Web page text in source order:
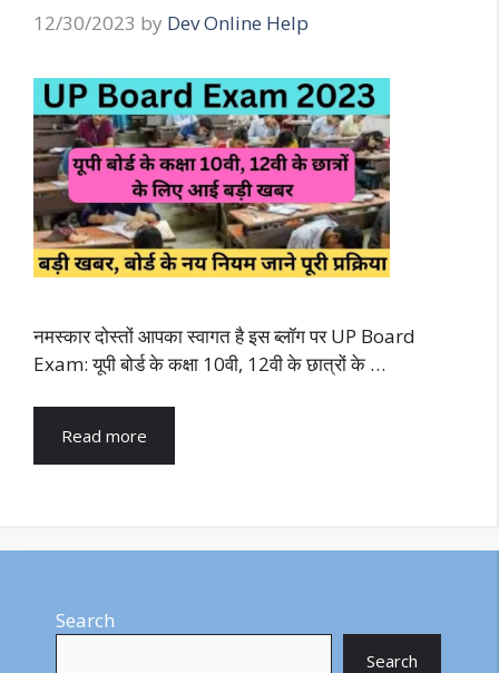
12/30/2023 by Dev Online Help
नमस्कार दोस्तों आपका स्वागत है इस ब्लॉग पर UP Board
Exam: यूपी बोर्ड के कक्षा 10वी, 12वी के छात्रों के …
Read more
Search
Search